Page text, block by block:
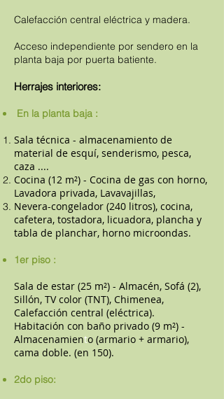
Calefacción central eléctrica y madera.
Acceso independiente por sendero en la
planta baja por puerta batiente.
Herrajes interiores:
En la planta baja :
Sala técnica - almacenamiento de
material de esquí, senderismo, pesca,
caza ....
Cocina (12 m²) - Cocina de gas con horno,
Lavadora privada, Lavavajillas,
Nevera-congelador (240 litros), cocina,
cafetera, tostadora, licuadora, plancha y
tabla de planchar, horno microondas.
1er piso :
Sala de estar (25 m²) - Almacén, Sofá (2),
Sillón, TV color (TNT), Chimenea,
Calefacción central (eléctrica).
Habitación con baño privado (9 m²) -
Almacenamiento (armario + armario),
cama doble. (en 150).
2do piso: